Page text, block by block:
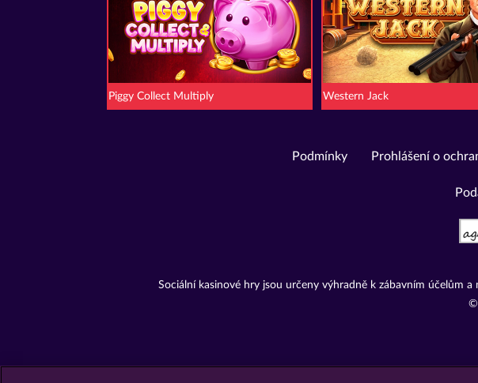
Piggy Collect Multiply Western Jack
Podmínky Prohlášení o
Sociální kasinové hry jsou určeny výhradně k zábavním účelům